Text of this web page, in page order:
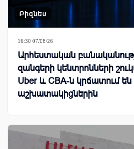
Բիզնես
16:30 07/08/26
Արհեստական
զանգերի կենտրոնների
Uber և CBA-ն կրճատում են
աշխատակիցներին